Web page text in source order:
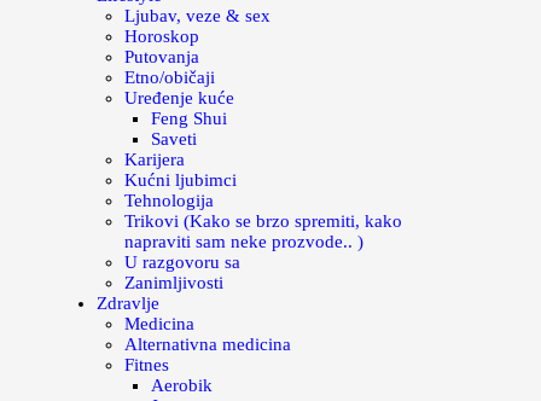
Ljubav, veze & sex
Horoskop
Putovanja
Etno/običaji
Uređenje kuće
Feng Shui
Saveti
Karijera
Kućni ljubimci
Tehnologija
Trikovi (Kako se brzo spremiti, kako
napraviti sam neke prozvode.. )
U razgovoru sa
Zanimljivosti
Zdravlje
Medicina
Alternativna medicina
Fitnes
Aerobik